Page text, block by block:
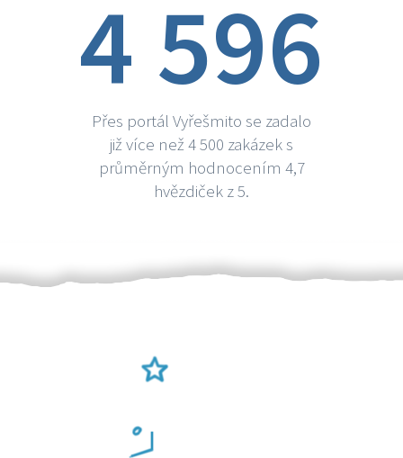
4 596
Přes portál Vyřešmito se zadalo
již více než 4 500 zakázek s
průměrným hodnocením 4,7
hvězdiček z 5.